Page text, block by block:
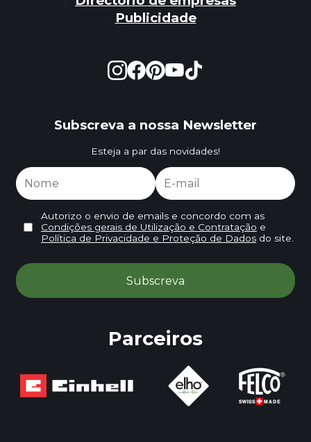
Publicidade
Subscreva a nossa Newsletter
Esteja a par das novidades!
Autorizo o envio de emails e concordo com as
Condições gerais de Utilização e Contratação e
Política de Privacidade e Proteção de Dadosdo site.
Parceiros